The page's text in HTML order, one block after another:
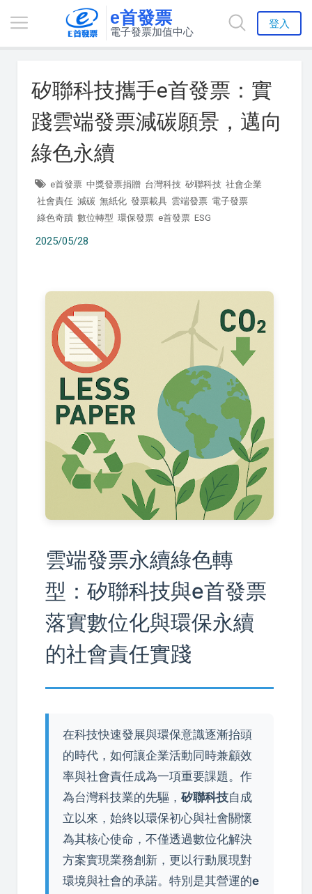
e首發票
電子發票加值中心
登入
矽聯科技攜手e首發票：實
踐雲端發票減碳願景，邁向
綠色永續
e首發票 中獎發票捐贈 台灣科技 矽聯科技 社會企業
社會責任 減碳 無紙化 發票載具 雲端發票 電子發票
綠色奇蹟 數位轉型 環保發票 e首發票 ESG
2025/05/28
雲端發票永續綠色轉
型：矽聯科技與e首發票
落實數位化與環保永續
的社會責任實踐
在科技快速發展與環保意識逐漸抬頭
的時代，如何讓企業活動同時兼顧效
率與社會責任成為一項重要課題。作
為台灣科技業的先驅， 矽聯科技自成
立以來，始終以環保初心與社會關懷
為其核心使命，不僅透過數位化解決
方案實現業務創新，更以行動展現對
環境與社會的承諾。特別是其營運的e